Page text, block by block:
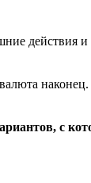
действия
с